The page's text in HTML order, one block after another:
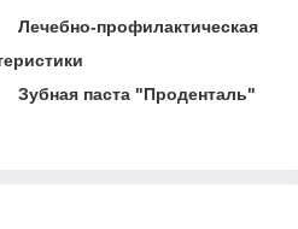
Лечебно-профилактическая
Зубная паста "Проденталь"